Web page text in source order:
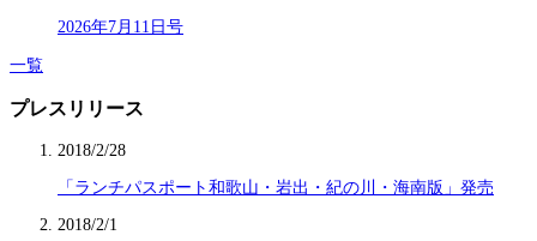
2026年7月11日号
一覧
プレスリリース
2018/2/28
「ランチパスポート和歌山・岩出・紀の川・海南版」発売
2018/2/1